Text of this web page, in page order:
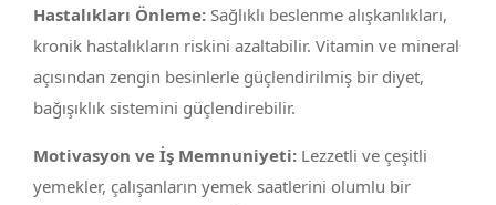
Hastalıkları Önleme: Sağlıklı beslenme alışkanlıkları,
kronik hastalıkların riskini azaltabilir. Vitamin ve mineral
açısından zengin besinlerle güçlendirilmiş bir diyet,
bağışıklık sistemini güçlendirebilir.
Motivasyon ve İş Memnuniyeti: Lezzetli ve çeşitli
yemekler, çalışanların yemek saatlerini olumlu bir